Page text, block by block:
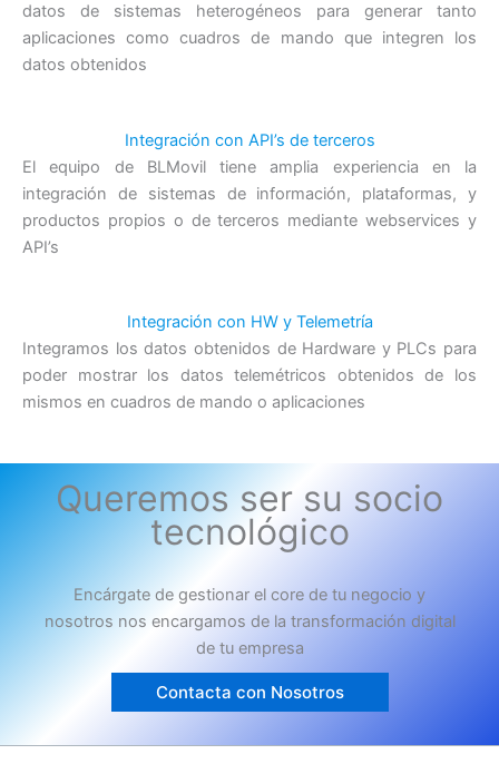
datos de sistemas heterogéneos para generar tanto
aplicaciones como cuadros de mando que integren los
datos obtenidos
Integración con API’s de terceros
El equipo de BLMovil tiene amplia experiencia en la
integración de sistemas de información, plataformas, y
productos propios o de terceros mediante webservices y
API’s
Integración con HW y Telemetría
Integramos los datos obtenidos de Hardware y PLCs para
poder mostrar los datos telemétricos obtenidos de los
mismos en cuadros de mando o aplicaciones
Queremos ser su socio
tecnológico
Encárgate de gestionar el core de tu negocio y
nosotros nos encargamos de la transformación digital
de tu empresa
Contacta con Nosotros